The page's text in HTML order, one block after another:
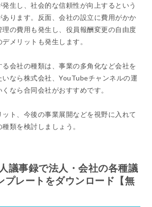
生し、社会的な信頼性が向上するという
あります。反面、会社の設立に費用がかか
理の費用も発生し、役員報酬変更の自由度
メリットも発生します。
る会社の種類は、事業の多角化など会社を
いなら株式会社、YouTubeチャンネルの運
なら合同会社がおすすめです。
ット、今後の事業展開などを視野に入れて
類を検討しましょう。
議事録で法人・会社の各種議
プレートをダウンロード【無